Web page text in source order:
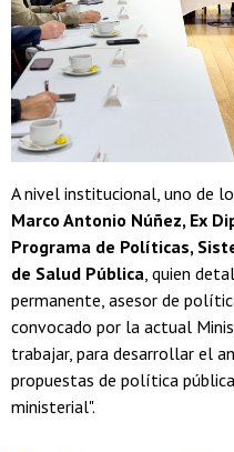
A nivel institucional, uno de
Marco Antonio Núñez, Ex
Programa de Políticas,
de Salud Pública, quien
permanente, asesor de
convocado por la actual
trabajar, para desarrollar el
propuestas de política
ministerial".